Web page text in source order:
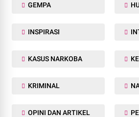
GEMPA
INSPIRASI
KASUS NARKOBA
KRIMINAL
OPINI DAN ARTIKEL